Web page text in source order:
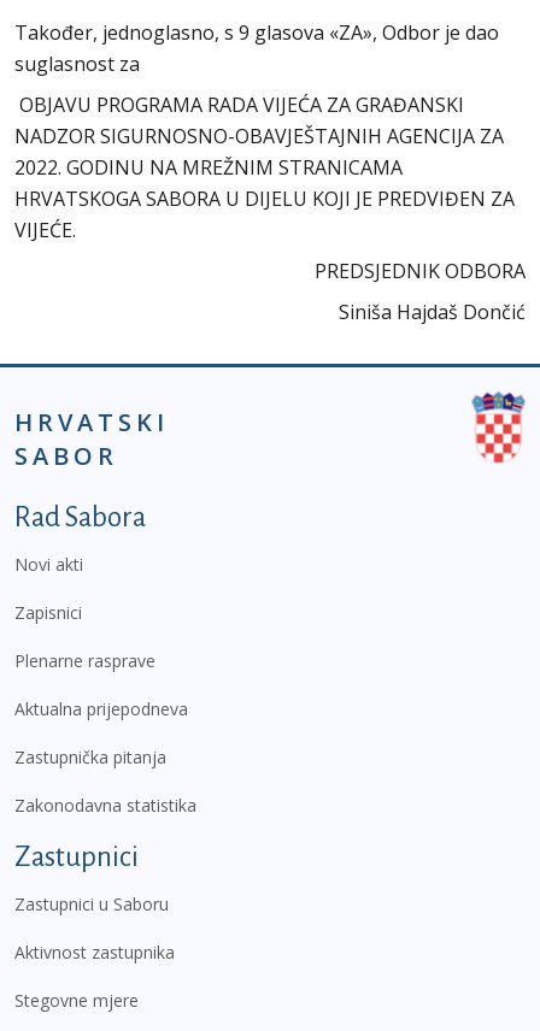
Također, jednoglasno, s 9 glasova «ZA», Odbor je dao
suglasnost za
OBJAVU PROGRAMA RADA VIJEĆA ZA GRAĐANSKI
NADZOR SIGURNOSNO-OBAVJEŠTAJNIH AGENCIJA ZA
2022. GODINU NA MREŽNIM STRANICAMA
HRVATSKOGA SABORA U DIJELU KOJI JE PREDVIĐEN ZA
VIJEĆE.
PREDSJEDNIK ODBORA
Siniša Hajdaš Dončić
HRVATSKI
SABOR
Podnožje prvi izbornik
Rad Sabora
Novi akti
Zapisnici
Plenarne rasprave
Aktualna prijepodneva
Zastupnička pitanja
Zakonodavna statistika
Zastupnici
Zastupnici u Saboru
Aktivnost zastupnika
Stegovne mjere